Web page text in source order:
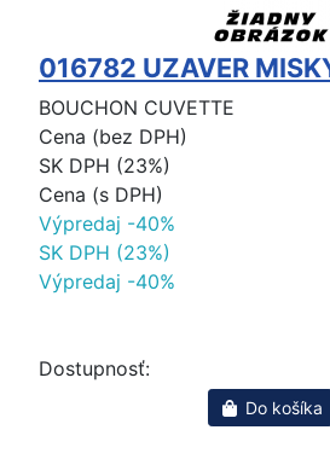
016782 UZAVER
BOUCHON CUVETTE
Cena (bez DPH)
SK DPH (23%)
Cena (s DPH)
Výpredaj -40%
SK DPH (23%)
Výpredaj -40%
Dostupnosť:
Do košíka